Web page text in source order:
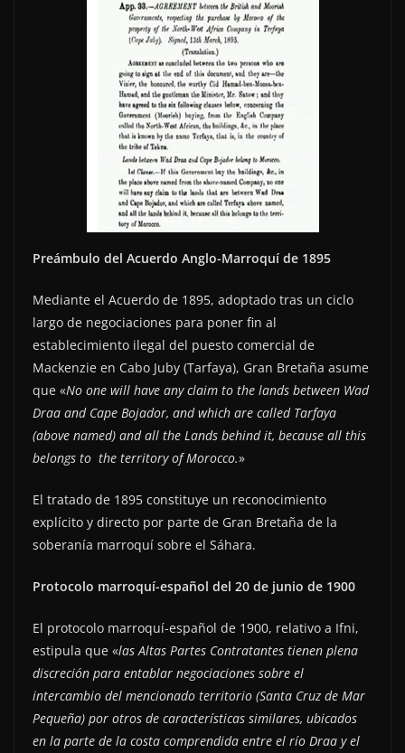
Preámbulo del Acuerdo Anglo-Marroquí de 1895
Mediante el Acuerdo de 1895, adoptado tras un ciclo
largo de negociaciones para poner fin al
establecimiento ilegal del puesto comercial de
Mackenzie en Cabo Juby (Tarfaya), Gran Bretaña asume
que «No one will have any claim to the lands between Wad
Draa and Cape Bojador, and which are called Tarfaya
(above named) and all the Lands behind it, because all this
belongs to the territory of Morocco.»
El tratado de 1895 constituye un reconocimiento
explícito y directo por parte de Gran Bretaña de la
soberanía marroquí sobre el Sáhara.
Protocolo marroquí-español del 20 de junio de 1900
El protocolo marroquí-español de 1900, relativo a Ifni,
estipula que «las Altas Partes Contratantes tienen plena
discreción para entablar negociaciones sobre el
intercambio del mencionado territorio (Santa Cruz de Mar
Pequeña) por otros de características similares, ubicados
en la parte de la costa comprendida entre el río Draa y el